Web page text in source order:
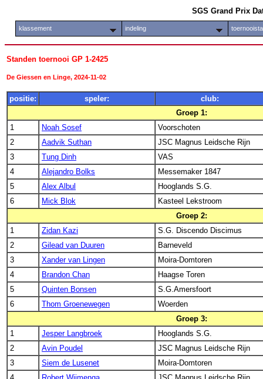
SGS Grand Prix
klassement indeling
Standen toernooi GP 1-2425
De Giessen en Linge, 2024-11-02
positie: speler:
club:
Groep 1:
1
Noah Sosef
Voorschoten
2
Aadvik Suthan
JSC Magnus Leidsche Rijn
3
Tung Dinh
VAS
4
Alejandro Bolks
Messemaker 1847
5
Alex Albul
Hooglands S.G.
6
Mick Blok
Kasteel Lekstroom
Groep 2:
1
Zidan Kazi
S.G. Discendo Discimus
2
Gilead van Duuren
Barneveld
3
Xander van Lingen
Moira-Domtoren
4
Brandon Chan
Haagse Toren
5
Quinten Bonsen
S.G.Amersfoort
6
Thom Groenewegen
Woerden
Groep 3:
1
Jesper Langbroek
Hooglands S.G.
2
Avin Poudel
JSC Magnus Leidsche Rijn
3
Siem de Lusenet
Moira-Domtoren